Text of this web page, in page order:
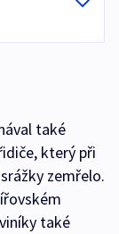
také
který při
zemřelo.
také